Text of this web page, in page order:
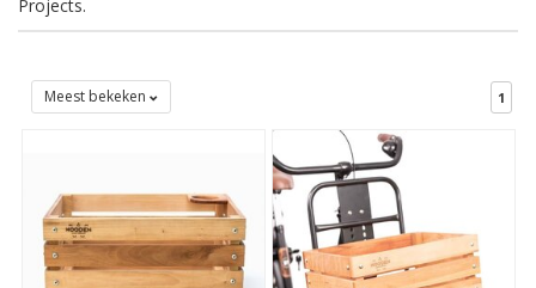
Projects.
Meest bekeken 1